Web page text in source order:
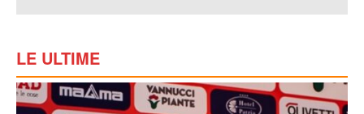
LE ULTIME